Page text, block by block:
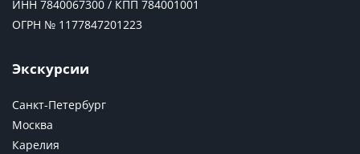
ИНН 7840067300 / КПП 784001001
ОГРН № 1177847201223
Экскурсии
Санкт-Петербург
Москва
Карелия